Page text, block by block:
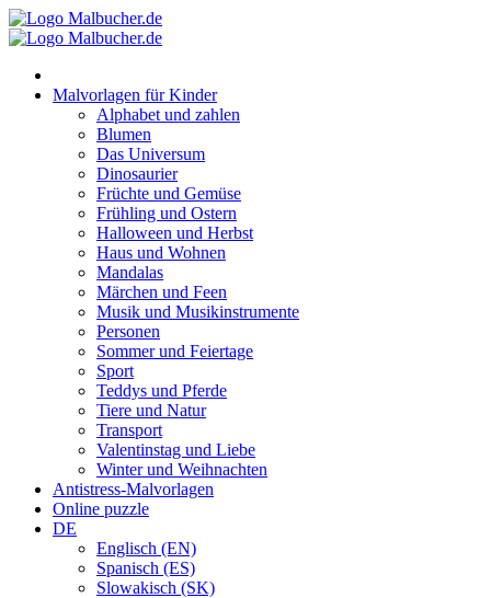
Zum
Inhalt
Malvorlagen für Kinder
Alphabet und zahlen
Blumen
Das Universum
Dinosaurier
Früchte und Gemüse
Frühling und Ostern
Halloween und Herbst
Haus und Wohnen
Mandalas
Märchen und Feen
Musik und Musikinstrumente
Personen
Sommer und Feiertage
Sport
Teddys und Pferde
Tiere und Natur
Transport
Valentinstag und Liebe
Winter und Weihnachten
Antistress-Malvorlagen
Online puzzle
DE
Englisch (EN)
Spanisch (ES)
Slowakisch (SK)